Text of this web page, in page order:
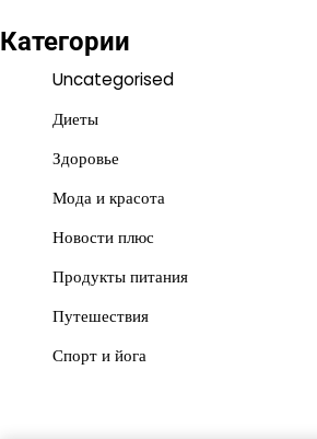
Категории
Uncategorised
Диеты
Здоровье
Мода и красота
Новости плюс
Продукты питания
Путешествия
Спорт и йога